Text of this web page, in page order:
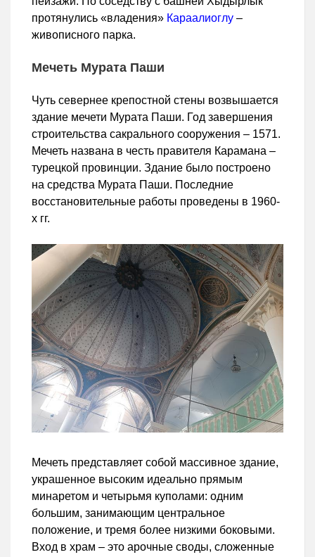
протянулись «владения» Караалиоглу –
живописного парка.
Мечеть Мурата Паши
Чуть севернее крепостной стены возвышается
здание мечети Мурата Паши. Год завершения
строительства сакрального сооружения – 1571.
Мечеть названа в честь правителя Карамана –
турецкой провинции. Здание было построено
на средства Мурата Паши. Последние
восстановительные работы проведены в 1960-
х гг.
Мечеть представляет собой массивное здание,
украшенное высоким идеально прямым
минаретом и четырьмя куполами: одним
большим, занимающим центральное
положение, и тремя более низкими боковыми.
Вход в храм – это арочные своды, сложенные